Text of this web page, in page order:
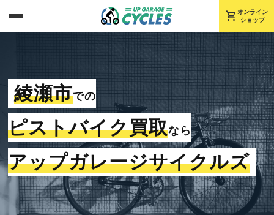
shopping_cart オンライン
ショップ
綾瀬市での
ピストバイク買取なら
アップガレージサイクルズ